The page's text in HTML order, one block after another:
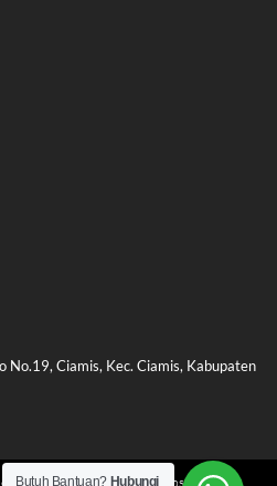
No.19, Ciamis, Kec. Ciamis, Kabupaten
Store Indonesia | Official Website
Butuh Bantuan? Hubungi